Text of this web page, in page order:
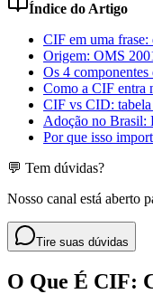
Índice do Artigo
CIF em uma
Origem: OMS
Os 4
Como a CIF entra
CIF vs CID:
Adoção no Brasil:
Por que isso
💬 Tem dúvidas?
Nosso canal está aberto
Tire suas dúvidas
O Que É CIF: